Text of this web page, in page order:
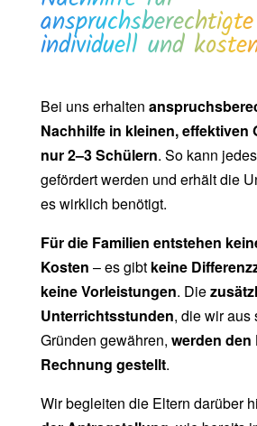
individuell und
Bei uns erhalten
Nachhilfe in kleinen, effektiven
nur 2–3 Schülern. So kann
gefördert werden und erhält die
es wirklich benötigt.
Für die Familien entstehen
Kosten – es gibt keine
keine Vorleistungen. Die
Unterrichtsstunden, die wir aus
Gründen gewähren, werden den
Rechnung gestellt.
Wir begleiten die Eltern darüber